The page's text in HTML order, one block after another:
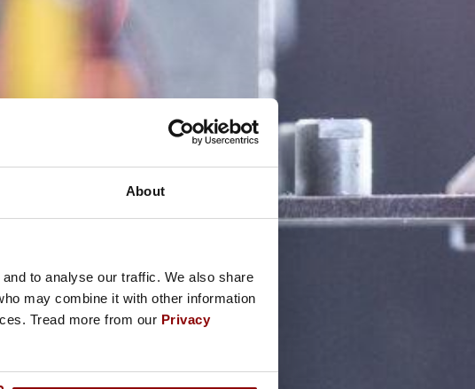
About
to analyse our traffic. We also share
may combine it with other information
Tread more from our Privacy